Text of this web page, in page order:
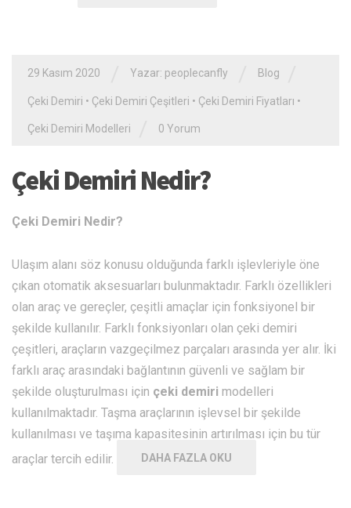
29 Kasım 2020 Yazar: peoplecanfly Blog
Çeki Demiri • Çeki Demiri Çeşitleri • Çeki Demiri Fiyatları •
Çeki Demiri Modelleri 0 Yorum
Çeki Demiri Nedir?
Çeki Demiri Nedir?
Ulaşım alanı söz konusu olduğunda farklı işlevleriyle öne
çıkan otomatik aksesuarları bulunmaktadır. Farklı özellikleri
olan araç ve gereçler, çeşitli amaçlar için fonksiyonel bir
şekilde kullanılır. Farklı fonksiyonları olan çeki demiri
çeşitleri, araçların vazgeçilmez parçaları arasında yer alır. İki
farklı araç arasındaki bağlantının güvenli ve sağlam bir
şekilde oluşturulması için çeki demiri modelleri
kullanılmaktadır. Taşma araçlarının işlevsel bir şekilde
kullanılması ve taşıma kapasitesinin artırılması için bu tür
araçlar tercih edilir.
DAHA FAZLA OKU